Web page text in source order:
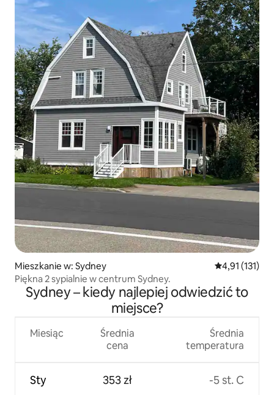
Mieszkanie w: Sydney Średnia
4,91 (131)
Piękna 2 sypialnie w centrum Sydney.
Sydney – kiedy najlepiej odwiedzić to
miejsce?
Miesiąc
Sty
Średnia
cena
353 zł
Średnia
temperatura
-5 st. C